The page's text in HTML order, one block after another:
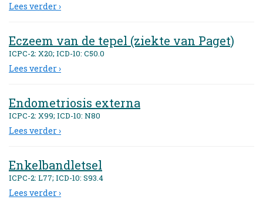
Lees verder ›
Eczeem van de tepel (ziekte van Paget)
ICPC-2: X20; ICD-10: C50.0
Lees verder ›
Endometriosis externa
ICPC-2: X99; ICD-10: N80
Lees verder ›
Enkelbandletsel
ICPC-2: L77; ICD-10: S93.4
Lees verder ›